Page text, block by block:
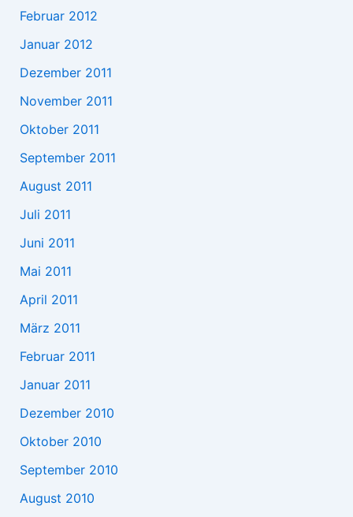
Februar 2012
Januar 2012
Dezember 2011
November 2011
Oktober 2011
September 2011
August 2011
Juli 2011
Juni 2011
Mai 2011
April 2011
März 2011
Februar 2011
Januar 2011
Dezember 2010
Oktober 2010
September 2010
August 2010